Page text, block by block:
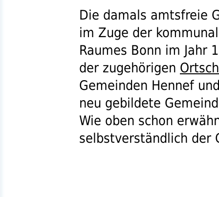
Die damals amtsfreie
im Zuge der
Raumes Bonn im Jahr
der zugehörigen
Gemeinden Hennef
neu gebildete
Wie oben schon
selbstverständlich der